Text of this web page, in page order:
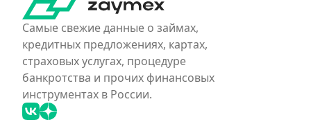
Самые свежие данные о займах,
кредитных предложениях, картах,
страховых услугах, процедуре
банкротства и прочих финансовых
инструментах в России.